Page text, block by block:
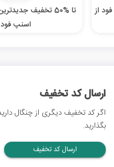
از
تا %50 تخفیف
اسنپ فود
ارسال کد تخفیف
اگر کد تخفیف دیگری از چنگال
بگذارید.
ارسال کد تخفیف